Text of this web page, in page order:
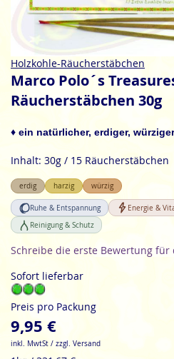
Zum
Anfang
Bildgalerie
Holzkohle-Räucherstäbchen
Marco Polo´s
Räucherstäbchen 30g
♦ ein natürlicher, erdiger,
Inhalt: 30g / 15 Räucherstäbchen
erdig harzig würzig
Ruhe & Entspannung Energie &
Reinigung & Schutz
Schreibe die erste Bewertung für
Sofort lieferbar
Preis pro Packung
9,95 €
inkl. MwtSt / zzgl. Versand